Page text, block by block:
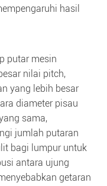
hasil
putar mesin
nilai pitch,
yang lebih besar
diameter pisau
sama,
jumlah putaran
bagi lumpur untuk
antara ujung
getaran